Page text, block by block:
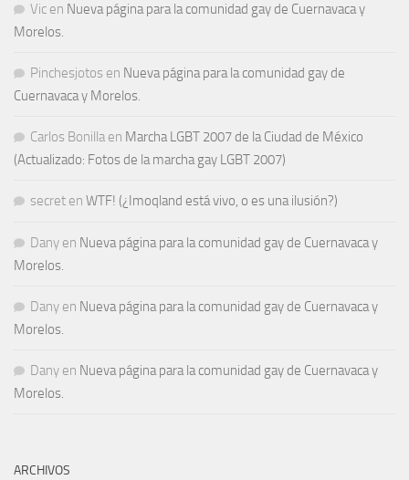
Vic en Nueva página para la comunidad gay de Cuernavaca y
Morelos.
Pinchesjotos en Nueva página para la comunidad gay de
Cuernavaca y Morelos.
Carlos Bonilla en Marcha LGBT 2007 de la Ciudad de México
(Actualizado: Fotos de la marcha gay LGBT 2007)
secret en WTF! (¿Imoqland está vivo, o es una ilusión?)
Dany en Nueva página para la comunidad gay de Cuernavaca y
Morelos.
Dany en Nueva página para la comunidad gay de Cuernavaca y
Morelos.
Dany en Nueva página para la comunidad gay de Cuernavaca y
Morelos.
ARCHIVOS